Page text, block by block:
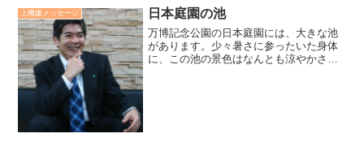
上機嫌メッセージ 日本庭園の池
万博記念公園の日本庭園には、大きな池
があります。少々暑さに参ったいた身体
に、この池の景色はなんとも涼やかさを